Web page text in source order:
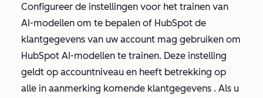
Configureer de instellingen voor het trainen van
AI-modellen om te bepalen of HubSpot de
klantgegevens van uw account mag gebruiken om
HubSpot AI-modellen te trainen. Deze instelling
geldt op accountniveau en heeft betrekking op
alle in aanmerking komende klantgegevens . Als u